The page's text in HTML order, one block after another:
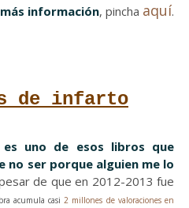
más información, pincha aquí.
de infarto
uno de esos libros que
no ser porque alguien me lo
de que en 2012-2013 fue
acumula casi2 millones de valoraciones en